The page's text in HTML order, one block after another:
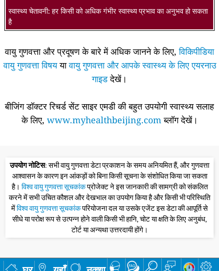
स्वास्थ्य चेतावनी: हर किसी को अधिक गंभीर स्वास्थ्य प्रभाव का अनुभव हो सकता
है
वायु गुणवत्ता और प्रदूषण के बारे में अधिक जानने के लिए,विकिपीडिया
वायु गुणवत्ता विषययावायु गुणवत्ता और आपके स्वास्थ्य के लिए एयरनाउ
गाइडदेखें।
बीजिंग डॉक्टर रिचर्ड सेंट साइर एमडी की बहुत उपयोगी स्वास्थ्य सलाह
के लिए, www.myhealthbeijing.comब्लॉग देखें।
उपयोग नोटिस: सभी वायु गुणवत्ता डेटा प्रकाशन के समय अनियमित हैं, और गुणवत्ता
आश्वासन के कारण इन आंकड़ों को बिना किसी सूचना के संशोधित किया जा सकता
है।विश्व वायु गुणवत्ता सूचकांकप्रोजेक्ट ने इस जानकारी की सामग्री को संकलित
करने में सभी उचित कौशल और देखभाल का उपयोग किया है और किसी भी परिस्थिति
मेंविश्व वायु गुणवत्ता सूचकांकपरियोजना दल या उसके एजेंट इस डेटा की आपूर्ति से
सीधे या परोक्ष रूप से उत्पन्न होने वाली किसी भी हानि, चोट या क्षति के लिए अनुबंध,
टोर्ट या अन्यथा उत्तरदायी होंगे।